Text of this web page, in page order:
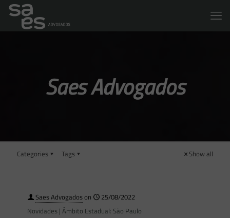
Saes Advogados
Categories Tags Show all
Saes Advogadoson
25/08/2022
Novidades | Âmbito Estadual: São Paulo